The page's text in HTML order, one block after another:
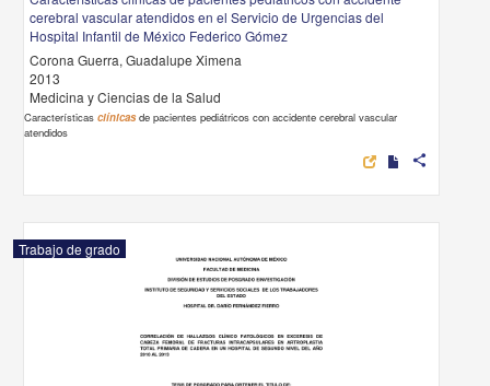
cerebral vascular atendidos en el Servicio de Urgencias del
Hospital Infantil de México Federico Gómez
Corona Guerra, Guadalupe Ximena
2013
Medicina y Ciencias de la Salud
Característicasclínicasde pacientes pediátricos con accidente cerebral vascular
atendidos
share
Trabajo de grado